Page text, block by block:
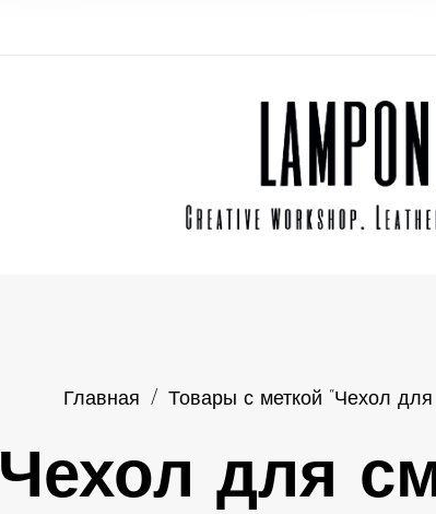
Главная / Товары с меткой “Чехол
Чехол для